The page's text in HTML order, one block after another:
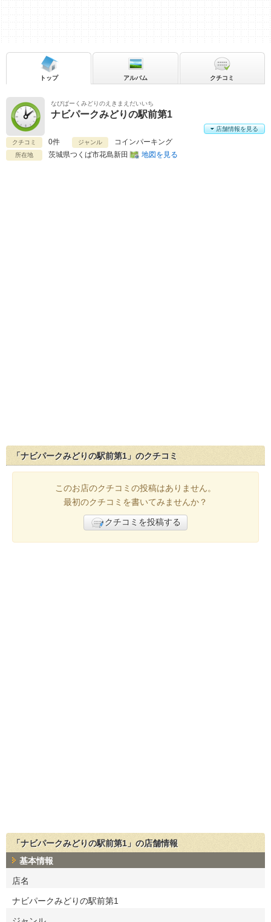
なびぱーくみどりのえきまえだいいち
ナビパークみどりの駅前第1
クチコミ 0件 ジャンル コインパーキング
所在地 茨城県つくば市花島新田 地図を見る
店舗情報を見る
トップ アルバム クチコミ
「ナビパークみどりの駅前第1」のクチコミ
このお店のクチコミの投稿はありません。
最初のクチコミを書いてみませんか？
クチコミを投稿する
「ナビパークみどりの駅前第1」の店舗情報
基本情報
店名
ナビパークみどりの駅前第1